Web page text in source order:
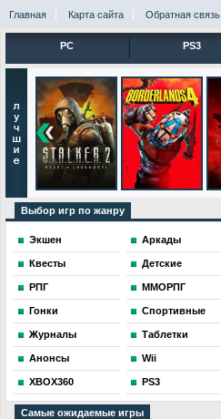
Главная Карта сайта Обратная связь
PC PS3
Выбор игр по жанру
Экшен Аркады
Квесты Детские
РПГ ММОРПГ
Гонки Спортивные
Журналы Таблетки
Анонсы Wii
XBOX360 PS3
Самые ожидаемые игры